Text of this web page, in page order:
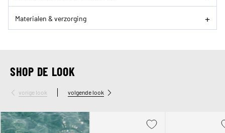
Materialen & verzorging
SHOP DE LOOK
vorige look volgende look